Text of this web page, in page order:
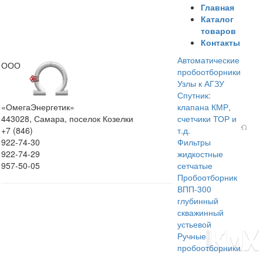
ООО
«ОмегаЭнергетик»
443028, Самара, поселок Козелки
+7 (846)
922-74-30
922-74-29
957-50-05
Главная
Каталог
товаров
Контакты
Автоматические
пробоотборники
Узлы к АГЗУ
Спутник:
клапана КМР,
счетчики ТОР и
т.д.
Фильтры
жидкостные
сетчатые
Пробоотборник
ВПП-300
глубинный
скважинный
устьевой
Ручные
пробоотборники